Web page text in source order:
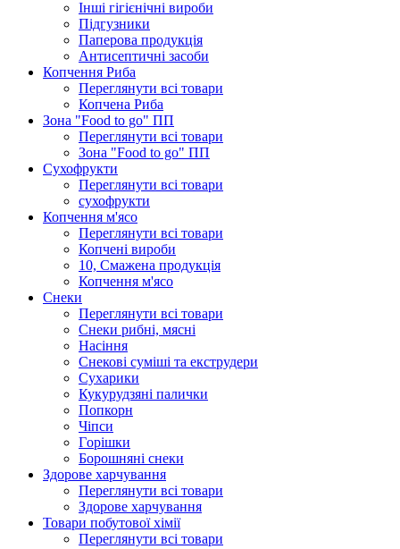
Інші гігієнічні вироби
Підгузники
Паперова продукція
Антисептичні засоби
Копчення Риба
Переглянути всі товари
Копчена Риба
Зона "Food to go" ПП
Переглянути всі товари
Зона "Food to go" ПП
Сухофрукти
Переглянути всі товари
сухофрукти
Копчення м'ясо
Переглянути всі товари
Копчені вироби
10, Смажена продукція
Копчення м'ясо
Снеки
Переглянути всі товари
Снеки рибні, мясні
Насіння
Снекові суміші та екструдери
Сухарики
Кукурудзяні пaлички
Попкорн
Чіпси
Гoрішки
Борошняні снеки
Здорове харчування
Переглянути всі товари
Здорове харчування
Товари побутової хімії
Переглянути всі товари